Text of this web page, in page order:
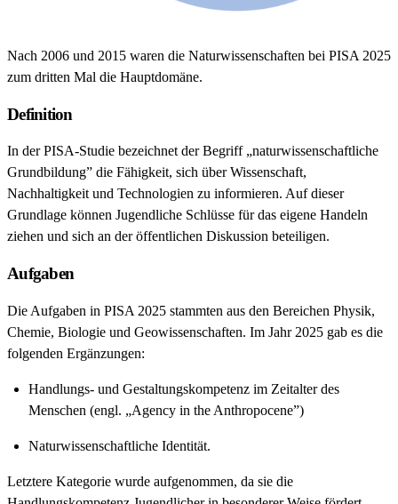
Nach 2006 und 2015 waren die Naturwissenschaften bei PISA 2025
zum dritten Mal die Hauptdomäne.
Definition
In der PISA-Studie bezeichnet der Begriff „naturwissenschaftliche
Grundbildung” die Fähigkeit, sich über Wissenschaft,
Nachhaltigkeit und Technologien zu informieren. Auf dieser
Grundlage können Jugendliche Schlüsse für das eigene Handeln
ziehen und sich an der öffentlichen Diskussion beteiligen.
Aufgaben
Die Aufgaben in PISA 2025 stammten aus den Bereichen Physik,
Chemie, Biologie und Geowissenschaften. Im Jahr 2025 gab es die
folgenden Ergänzungen:
Handlungs- und Gestaltungskompetenz im Zeitalter des
Menschen (engl. „Agency in the Anthropocene”)
Naturwissenschaftliche Identität.
Letztere Kategorie wurde aufgenommen, da sie die